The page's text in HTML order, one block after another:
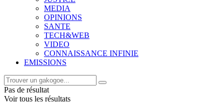
MEDIA
OPINIONS
SANTE
TECH&WEB
VIDEO
CONNAISSANCE INFINIE
EMISSIONS
Pas de résultat
Voir tous les résultats